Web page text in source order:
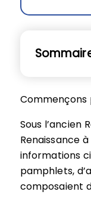
Commençons
Sous l’ancien
Renaissance
informations
pamphlets,
composaient